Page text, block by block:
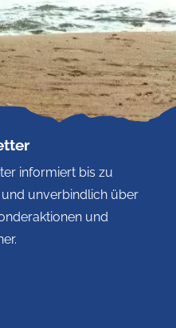
informiert bis zu
unverbindlich über
und